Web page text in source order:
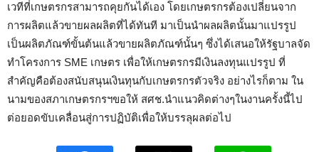
เวทีที่เกษตรกรสามารถคุยกันได้เอง โดยเกษตรกรต้องเปลี่ยนจาก
การผลิตแล้วขายผลผลิตที่ได้ทันที มาเป็นนำผลผลิตนั้นมาแปรรูป
เป็นผลิตภัณฑ์ขั้นต้นแล้วขายผลิตภัณฑ์นั้นๆ ซึ่งได้เสนอให้รัฐบาลจัด
ทำโครงการ SME เกษตร เพื่อให้เกษตรกรมีเงินลงทุนแปรรูป ที่
สำคัญคือต้องสนับสนุนเงินทุนกับเกษตรกรตัวจริง อย่างไรก็ตาม ใน
นามของสภาเกษตรกรฯขอให้ สศช.นำแนวคิดต่างๆในงานครั้งนี้ไป
ต่อยอดขับเคลื่อนสู่การปฏิบัติเพื่อให้บรรลุผลต่อไป